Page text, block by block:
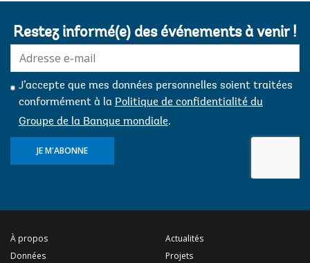
Restez informé(e) des événements à venir !
mail:
J’accepte que mes données personnelles soient traitées
conformément à la Politique de confidentialité du
Groupe de la Banque mondiale.
JE M'ABONNE
À propos
Données
Actualités
Projets